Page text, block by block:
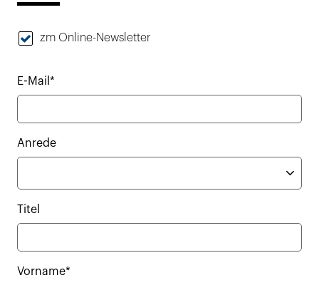
zm Online-Newsletter
E-Mail*
Anrede
Titel
Vorname*